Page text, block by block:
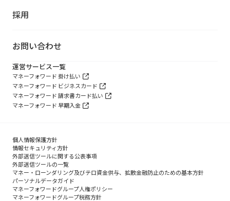
採用
お問い合わせ
運営サービス一覧
マネーフォワード 掛け払い
マネーフォワード ビジネスカード
マネーフォワード 請求書カード払い
マネーフォワード 早期入金
個人情報保護方針
情報セキュリティ方針
外部送信ツールに関する公表事項
外部送信ツールの一覧
マネー・ローンダリング及びテロ資金供与、拡散金融防止のための基本方針
パーソナルデータガイド
マネーフォワードグループ人権ポリシー
マネーフォワードグループ税務方針